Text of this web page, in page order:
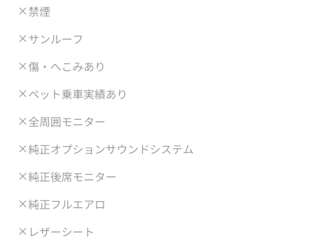
禁煙
サンルーフ
傷・へこみあり
ペット乗車実績あり
全周囲モニター
純正オプションサウンドシステム
純正後席モニター
純正フルエアロ
レザーシート